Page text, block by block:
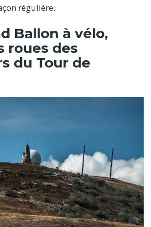
régulière.
Ballon à vélo,
roues des
du Tour de